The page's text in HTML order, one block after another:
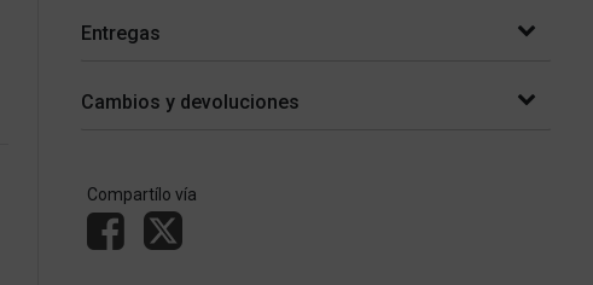
Entregas
Cambios y devoluciones
Compartílo vía